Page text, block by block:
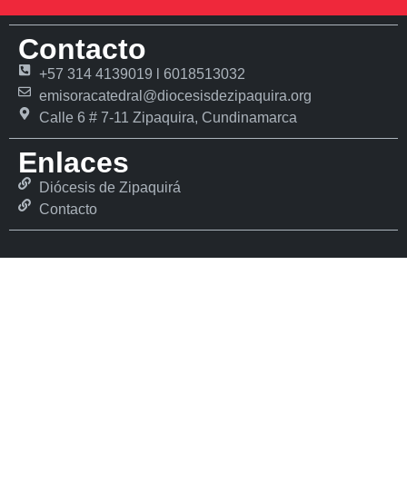
Contacto
+57 314 4139019 l 6018513032
emisoracatedral@diocesisdezipaquira.org
Calle 6 # 7-11 Zipaquira, Cundinamarca
Enlaces
Diócesis de Zipaquirá
Contacto